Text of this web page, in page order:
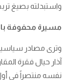
واستبدلته بصيغ
مسيرة محفوفة
آذار حيال فقرة
نفسه منتصراً في